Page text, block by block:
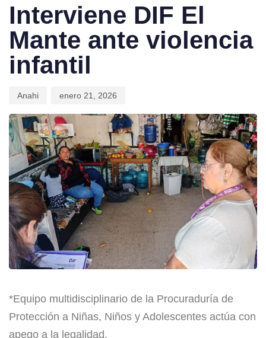
Interviene DIF El
Mante ante violencia
infantil
Anahi enero 21, 2026
*Equipo multidisciplinario de la Procuraduría de
Protección a Niñas, Niños y Adolescentes actúa con
apego a la legalidad.